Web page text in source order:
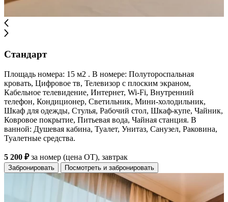
Стандарт
Площадь номера: 15 м2 . В номере: Полутороспальная
кровать, Цифровое тв, Телевизор с плоским экраном,
Кабельное телевидение, Интернет, Wi-Fi, Внутренний
телефон, Кондиционер, Светильник, Мини-холодильник,
Шкаф для одежды, Стулья, Рабочий стол, Шкаф-купе, Чайник,
Ковровое покрытие, Питьевая вода, Чайная станция. В
ванной: Душевая кабина, Туалет, Унитаз, Санузел, Раковина,
Туалетные средства.
5 200 ₽за номер (цена ОТ), завтрак
Забронировать Посмотреть и забронировать